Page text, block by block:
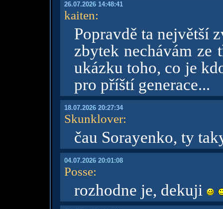
26.07.2026 14:48:41
kaiten:
Popravdě ta největší
zbytek nechávám ze
ukázku toho, co je
pro příští generace...
18.07.2026 20:27:34
Skunklover:
čau Sorayenko, ty
04.07.2026 20:01:08
Posse:
rozhodne je, dekuji